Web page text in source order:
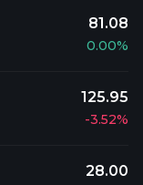
81.08
0.00%
125.95
-3.52%
28.00